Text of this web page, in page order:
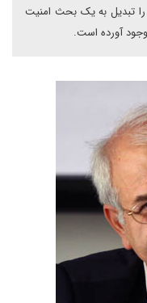
تبدیل به یک بحث امنیت
آورده است.